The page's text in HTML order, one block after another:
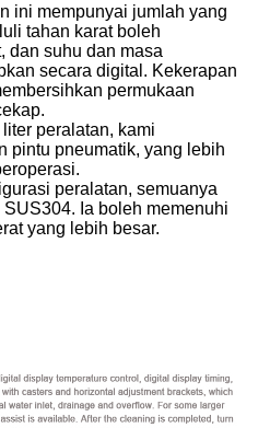
ini mempunyai jumlah yang
tahan karat boleh
dan suhu dan masa
secara digital. Kekerapan
permukaan
peralatan, kami
pintu pneumatik, yang lebih
peralatan, semuanya
Ia boleh memenuhi
yang lebih besar.